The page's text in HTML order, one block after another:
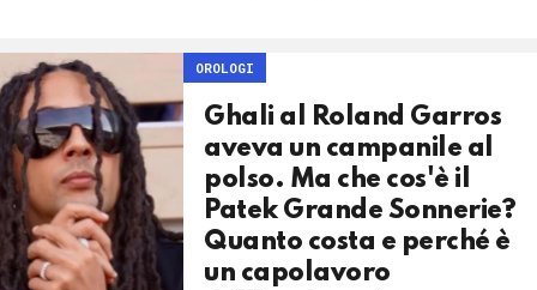
OROLOGI
Ghali al Roland Garros
aveva un campanile al
polso. Ma che cos'è il
Patek Grande Sonnerie?
Quanto costa e perché è
un capolavoro